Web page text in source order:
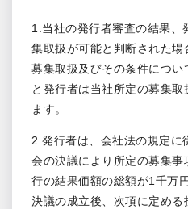
1.当社の発行者審査の結果、
集取扱が可能と判断された
募集取扱及びその条件につ
と発行者は当社所定の募集
ます。
2.発行者は、会社法の規定に
会の決議により所定の募集
行の結果価額の総額が1千万
決議の成立後、次項に定める